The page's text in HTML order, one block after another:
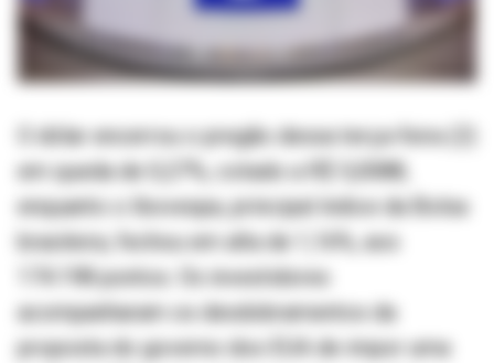
O dólar encerrou o pregão dessa terça-feira (2)
em queda de 0,27%, cotado a R$ 5,0088,
enquanto o Ibovespa, principal índice da Bolsa
brasileira, fechou em alta de 1,16%, aos
174.198 pontos. Os investidores
acompanharam os desdobramentos da
proposta do governo dos EUA de impor uma